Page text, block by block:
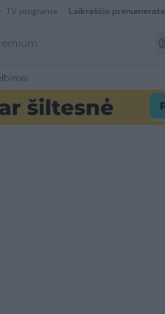
TV programa Laikraščio prenumerata